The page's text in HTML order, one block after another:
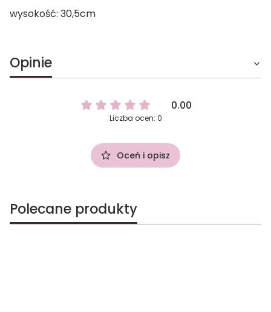
wysokość: 30,5cm
Opinie
0.00
Liczba ocen: 0
Oceń i opisz
Polecane produkty